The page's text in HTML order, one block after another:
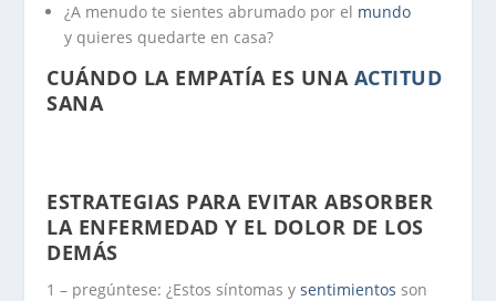
¿A menudo te sientes abrumado por el mundo
y quieres quedarte en casa?
CUÁNDO LA EMPATÍA ES UNA ACTITUD
SANA
ESTRATEGIAS PARA EVITAR ABSORBER
LA ENFERMEDAD Y EL DOLOR DE LOS
DEMÁS
1 – pregúntese: ¿Estos síntomas ysentimientos son